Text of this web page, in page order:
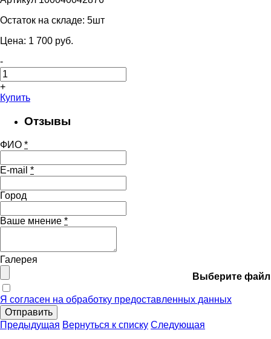
Остаток на складе: 5шт
Цена: 1 700 pуб.
-
+
Купить
Отзывы
ФИО *
E-mail *
Город
Ваше мнение *
Галерея
Выберите файл
Я согласен на обработку предоставленных данных
Отправить
Предыдущая Вернуться к списку Следующая